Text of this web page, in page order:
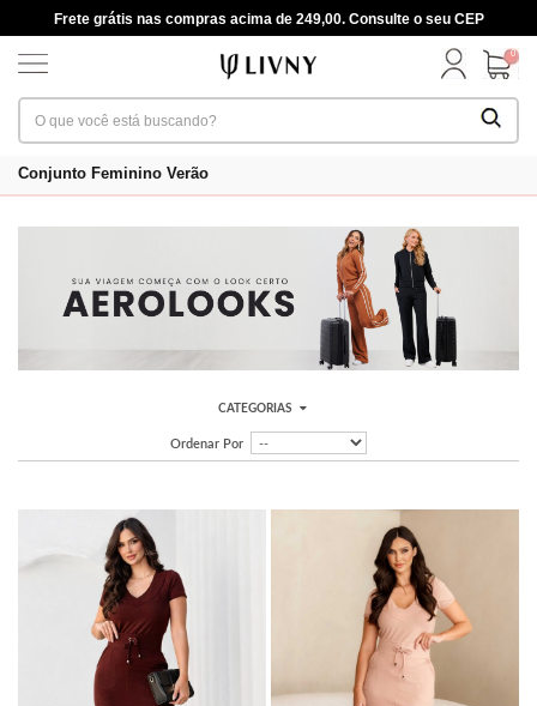
Frete grátis nas compras acima de 249,00. Consulte o seu CEP
0
Conjunto Feminino Verão
CATEGORIAS
Ordenar Por